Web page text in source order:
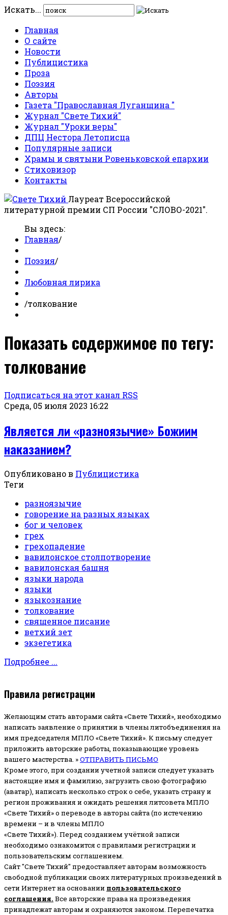
Искать...
Главная
О сайте
Новости
Публицистика
Проза
Поэзия
Авторы
Газета "Православная Луганщина "
Журнал "Свете Тихий"
Журнал "Уроки веры"
ДПЦ Нестора Летописца
Популярные записи
Храмы и святыни Ровеньковской епархии
Стиховизор
Контакты
Лауреат Всероссийской
литературной премии СП России "СЛОВО-2021".
Вы здесь:
Главная/
Поэзия/
Любовная лирика
/толкование
Показать содержимое по тегу:
толкование
Подписаться на этот канал RSS
Среда, 05 июля 2023 16:22
Является ли «разноязычие» Божиим
наказанием?
Опубликовано в Публицистика
Теги
разноязычие
говорение на разных языках
бог и человек
грех
грехопадение
вавилонское столпотворение
вавилонская башня
языки народа
языки
языкознание
толкование
священное писание
ветхий зет
экзегетика
Подробнее ...
Правила регистрации
Желающим стать авторами сайта «Свете Тихий», необходимо
написать заявление о принятии в члены литобъединения на
имя председателя МПЛО «Свете Тихий». К письму следует
приложить авторские работы, показывающие уровень
вашего мастерства. »ОТПРАВИТЬ ПИСЬМО
Кроме этого, при создании учетной записи следует указать
настоящие имя и фамилию, загрузить свою фотографию
(аватар), написать несколько строк о себе, указать страну и
регион проживания и ожидать решения литсовета МПЛО
«Свете Тихий» о переводе в авторы сайта (по истечению
времени – и в члены МПЛО
«Свете Тихий»). Перед созданием учётной записи
необходимо ознакомится с правилами регистрации и
пользовательским соглашением.
Сайт "Свете Тихий" предоставляет авторам возможность
свободной публикации своих литературных произведений в
сети Интернет на основании пользовательского
соглашения. Все авторские права на произведения
принадлежат авторам и охраняются законом. Перепечатка